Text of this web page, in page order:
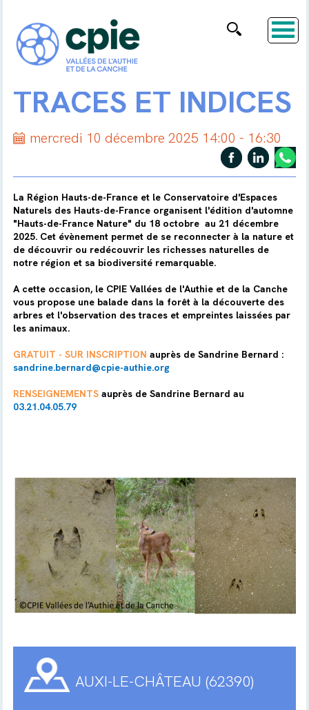
TRACES ET INDICES
mercredi 10 décembre 2025 14:00 - 16:30
La Région Hauts-de-France et le Conservatoire d'Espaces
Naturels des Hauts-de-France organisent l'édition d'automne
"Hauts-de-France Nature" du 18 octobre au 21 décembre
2025. Cet évènement permet de se reconnecter à la nature et
de découvrir ou redécouvrir les richesses naturelles de
notre région et sa biodiversité remarquable.
A cette occasion, le CPIE Vallées de l'Authie et de la Canche
vous propose une balade dans la forêt à la découverte des
arbres et l'observation des traces et empreintes laissées par
les animaux.
GRATUIT - SUR INSCRIPTION auprès de Sandrine Bernard :
sandrine.bernard@cpie-authie.org
RENSEIGNEMENTSauprès de Sandrine Bernard au
03.21.04.05.79
AUXI-LE-CHÂTEAU (62390)